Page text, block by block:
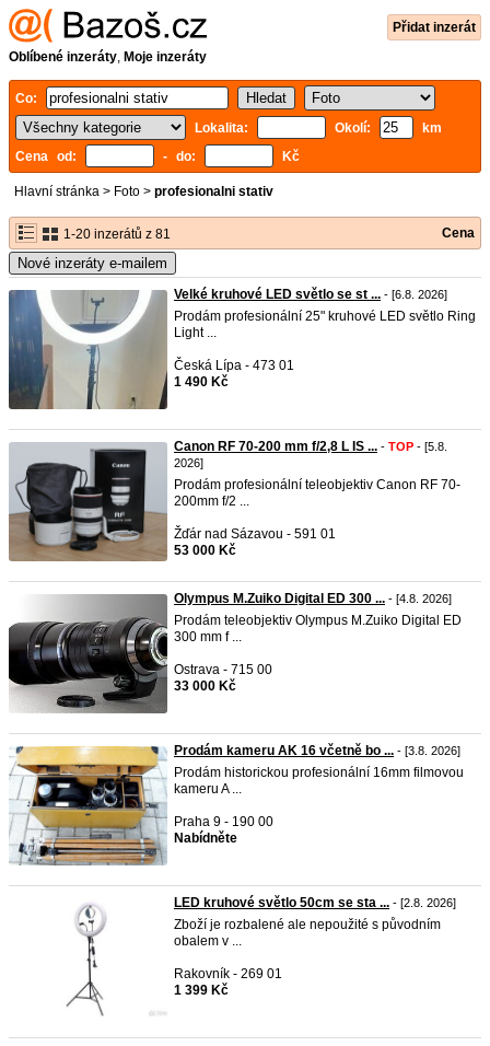
Přidat inzerát
Oblíbené inzeráty, Moje inzeráty
Co:
Lokalita:
Okolí:
km
Cena od:
- do: Kč
Hlavní stránka > Foto > profesionalni stativ
1-20 inzerátů z 81 Cena
Nové inzeráty e-mailem
Velké kruhové LED světlo se st ... - [6.8. 2026]
Prodám profesionální 25" kruhové LED světlo Ring
Light ...
Česká Lípa - 473 01
1 490 Kč
Canon RF 70-200 mm f/2,8 L IS ... - TOP - [5.8.
2026]
Prodám profesionální teleobjektiv Canon RF 70-
200mm f/2 ...
Žďár nad Sázavou - 591 01
53 000 Kč
Olympus M.Zuiko Digital ED 300 ... - [4.8. 2026]
Prodám teleobjektiv Olympus M.Zuiko Digital ED
300 mm f ...
Ostrava - 715 00
33 000 Kč
Prodám kameru AK 16 včetně bo ... - [3.8. 2026]
Prodám historickou profesionální 16mm filmovou
kameru A ...
Praha 9 - 190 00
Nabídněte
LED kruhové světlo 50cm se sta ... - [2.8. 2026]
Zboží je rozbalené ale nepoužité s původním
obalem v ...
Rakovník - 269 01
1 399 Kč